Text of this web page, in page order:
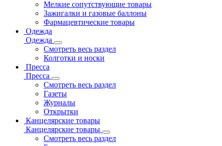
Мелкие сопутствующие товары
Зажигалки и газовые баллоны
Фармацевтические товары
Одежда
Одежда
Смотреть весь раздел
Колготки и носки
Пресса
Пресса
Смотреть весь раздел
Газеты
Журналы
Открытки
Канцелярские товары
Канцелярские товары
Смотреть весь раздел